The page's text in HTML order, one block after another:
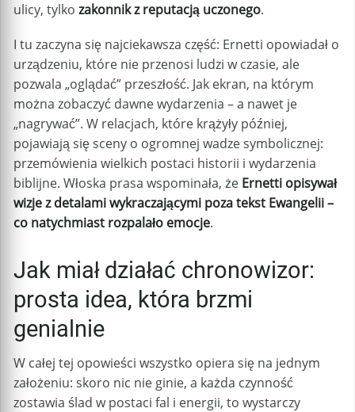
ulicy, tylko zakonnik z reputacją uczonego.
I tu zaczyna się najciekawsza część: Ernetti opowiadał o
urządzeniu, które nie przenosi ludzi w czasie, ale
pozwala „oglądać” przeszłość. Jak ekran, na którym
można zobaczyć dawne wydarzenia – a nawet je
„nagrywać”. W relacjach, które krążyły później,
pojawiają się sceny o ogromnej wadze symbolicznej:
przemówienia wielkich postaci historii i wydarzenia
biblijne. Włoska prasa wspominała, że Ernetti opisywał
wizje z detalami wykraczającymi poza tekst Ewangelii –
co natychmiast rozpalało emocje.
Jak miał działać chronowizor:
prosta idea, która brzmi
genialnie
W całej tej opowieści wszystko opiera się na jednym
założeniu: skoro nic nie ginie, a każda czynność
zostawia ślad w postaci fal i energii, to wystarczy